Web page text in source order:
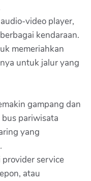
video player,
kendaraan.
memeriahkan
untuk jalur yang
gampang dan
pariwisata
yang
service
atau